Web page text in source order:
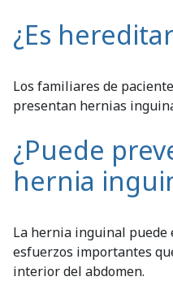
¿Es
Los familiares de
presentan hernias
¿Puede
hernia
La hernia inguinal puede
esfuerzos importantes
interior del abdomen.